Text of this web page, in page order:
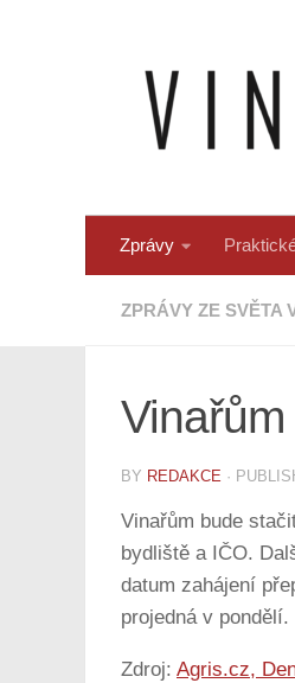
Zprávy
ZPRÁVY ZE SVĚTA
BY REDAKCE ·
Vinařům bude
bydliště a IČO.
datum zahájení
projedná v pondělí.
Zdroj: Agris.cz,